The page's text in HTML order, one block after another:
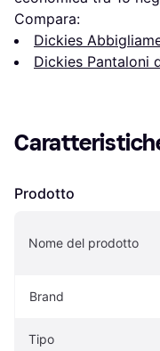
Compara:
Dickies
Dickies Pantaloni
Prodotto
Nome del prodotto
Brand
Tipo